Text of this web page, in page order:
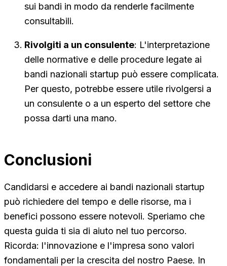
sui bandi in modo da renderle facilmente
consultabili.
Rivolgiti a un consulente: L'interpretazione
delle normative e delle procedure legate ai
bandi nazionali startup può essere complicata.
Per questo, potrebbe essere utile rivolgersi a
un consulente o a un esperto del settore che
possa darti una mano.
Conclusioni
Candidarsi e accedere ai bandi nazionali startup
può richiedere del tempo e delle risorse, ma i
benefici possono essere notevoli. Speriamo che
questa guida ti sia di aiuto nel tuo percorso.
Ricorda: l'innovazione e l'impresa sono valori
fondamentali per la crescita del nostro Paese. In